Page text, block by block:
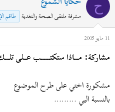
ح
مشرفة ملتقى الصحة والتغدية طاقم
11 مايو 2005
مشاركة: مـــاذا ستكتــــــب عــلى
مشكورة اختي على طرح الموضوع
بالنسبة اليي .........